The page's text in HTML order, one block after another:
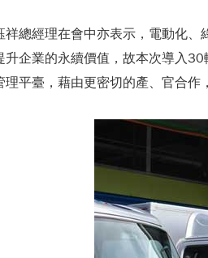
祥總經理在會中亦表示，電動化
升企業的永續價值，故本次導入
理平臺，藉由更密切的產、官合作